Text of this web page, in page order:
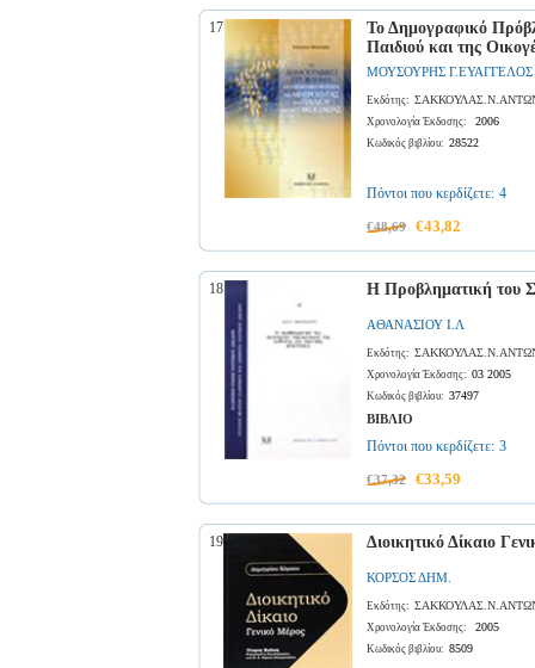
17
Το Δημογραφικό
Παιδιού και της
ΜΟΥΣΟΥΡΗΣ Γ.ΕΥΑΓΓΕΛΟΣ
Εκδότης:
Χρονολογία Έκδοσης: 2006
Κωδικός βιβλίου: 28522
Πόντοι που κερδίζετε: 4
€48,69 €43,82
18 Η Προβληματική του
ΑΘΑΝΑΣΙΟΥ Ι.Λ
Εκδότης:
Χρονολογία Έκδοσης: 03 2005
Κωδικός βιβλίου: 37497
ΒΙΒΛΙΟ
Πόντοι που κερδίζετε: 3
€37,32 €33,59
19 Διοικητικό Δίκαιο
ΚΟΡΣΟΣ ΔΗΜ.
Εκδότης:
Χρονολογία Έκδοσης: 2005
Κωδικός βιβλίου: 8509